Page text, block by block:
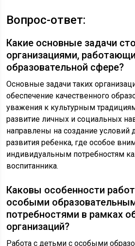
Вопрос-ответ:
Какие основные задачи
организациями,
образовательной сфере?
Основные задачи таких
обеспечение качественного
уважения к культурным
развитие личных и социальных
направлены на создание условий
развития ребенка, где особое
индивидуальным потребностям
воспитанника.
Каковы особенности
особыми
потребностями в рамках
организаций?
Работа с детьми с особыми